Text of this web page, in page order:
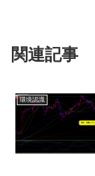
関連記事
環境認識